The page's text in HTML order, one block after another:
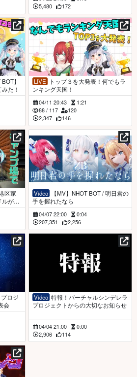
5,480
172
た！
LIVE
ンキング天国！
04/11 20:43
1:21
88 / 117
120
2,347
146
ルが料
ない仕
】
Video
手を握れたなら
04/07 22:00
0:04
207,351
2,256
会
Video
プロジェクトからの大切なお知らせ
04/04 21:00
0:00
2,906
114